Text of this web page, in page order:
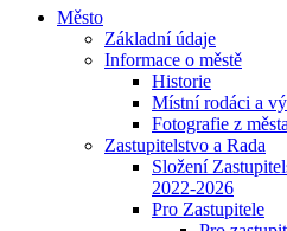
Město
Základní údaje
Informace o městě
Historie
Místní rodáci a
Fotografie z města
Zastupitelstvo a Rada
Složení
2022-2026
Pro Zastupitele